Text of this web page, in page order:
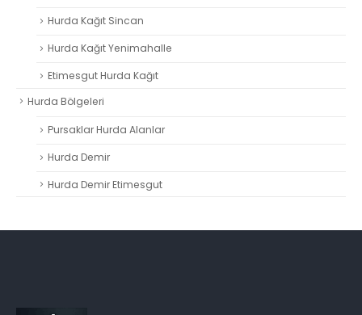
Hurda Kağıt Sincan
Hurda Kağıt Yenimahalle
Etimesgut Hurda Kağıt
Hurda Bölgeleri
Pursaklar Hurda Alanlar
Hurda Demir
Hurda Demir Etimesgut